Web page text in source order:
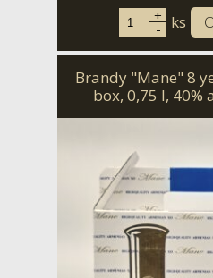
+
- ks
Brandy "Mane" 8
box, 0,75 l, 40%